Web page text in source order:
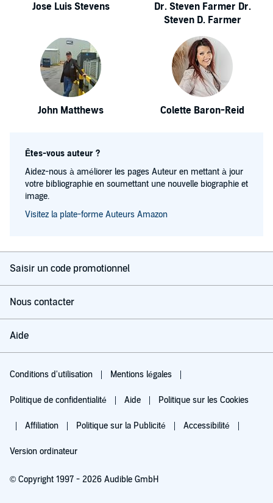
Jose Luis Stevens
Dr. Steven Farmer Dr.
Steven D. Farmer
John Matthews Colette Baron-Reid
Êtes-vous auteur ?
Aidez-nous à améliorer les pages Auteur en mettant à jour
votre bibliographie en soumettant une nouvelle biographie et
image.
Visitez la plate-forme Auteurs Amazon
Saisir un code promotionnel
Nous contacter
Aide
Conditions d'utilisation Mentions légales
Politique de confidentialité Aide Politique sur les Cookies
Affiliation Politique sur la Publicité Accessibilité
Version ordinateur
© Copyright 1997 - 2026 Audible GmbH